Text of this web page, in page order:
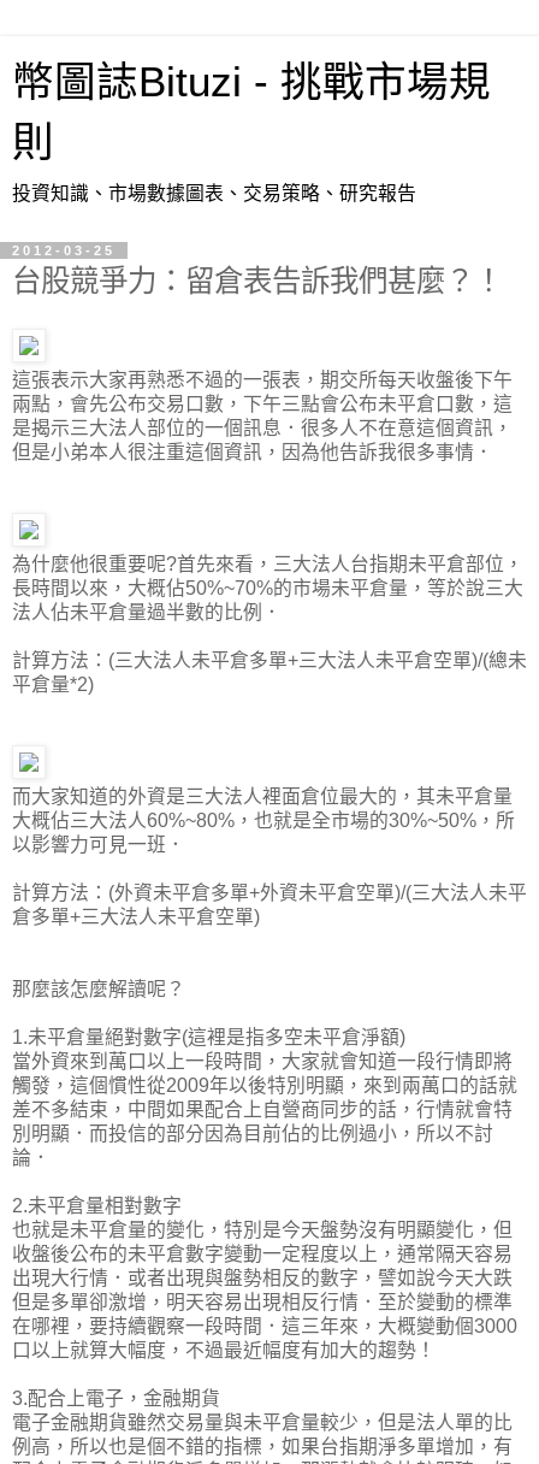
幣圖誌Bituzi - 挑戰市場規
則
投資知識、市場數據圖表、交易策略、研究報告
2012-03-25
台股競爭力：留倉表告訴我們甚麼？！
這張表示大家再熟悉不過的一張表，期交所每天收盤後下午
兩點，會先公布交易口數，下午三點會公布未平倉口數，這
是揭示三大法人部位的一個訊息．很多人不在意這個資訊，
但是小弟本人很注重這個資訊，因為他告訴我很多事情．
為什麼他很重要呢?首先來看，三大法人台指期未平倉部位，
長時間以來，大概佔50%~70%的市場未平倉量，等於說三大
法人佔未平倉量過半數的比例．
計算方法：(三大法人未平倉多單+三大法人未平倉空單)/(總未
平倉量*2)
而大家知道的外資是三大法人裡面倉位最大的，其未平倉量
大概佔三大法人60%~80%，也就是全市場的30%~50%，所
以影響力可見一班．
計算方法：(外資未平倉多單+外資未平倉空單)/(三大法人未平
倉多單+三大法人未平倉空單)
那麼該怎麼解讀呢？
1.未平倉量絕對數字(這裡是指多空未平倉淨額)
當外資來到萬口以上一段時間，大家就會知道一段行情即將
觸發，這個慣性從2009年以後特別明顯，來到兩萬口的話就
差不多結束，中間如果配合上自營商同步的話，行情就會特
別明顯．而投信的部分因為目前佔的比例過小，所以不討
論．
2.未平倉量相對數字
也就是未平倉量的變化，特別是今天盤勢沒有明顯變化，但
收盤後公布的未平倉數字變動一定程度以上，通常隔天容易
出現大行情．或者出現與盤勢相反的數字，譬如說今天大跌
但是多單卻激增，明天容易出現相反行情．至於變動的標準
在哪裡，要持續觀察一段時間．這三年來，大概變動個3000
口以上就算大幅度，不過最近幅度有加大的趨勢！
3.配合上電子，金融期貨
電子金融期貨雖然交易量與未平倉量較少，但是法人單的比
例高，所以也是個不錯的指標，如果台指期淨多單增加，有